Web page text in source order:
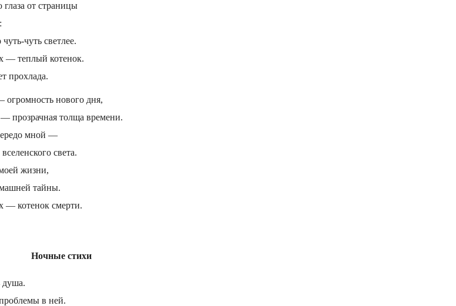
от страницы
чуть светлее.
— теплый котенок.
прохлада.
нового дня,
прозрачная толща времени.
мной —
света.
жизни,
тайны.
— котенок смерти.
Ночные стихи
душа.
в ней.